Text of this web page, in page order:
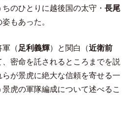
のひとりに越後国の太守・ 長尾
姿もあった。
（ 足利義輝）と関白（近衛前
、密命を託されるところまでを説
が景虎に絶大な信頼を寄せる一
虎の軍隊編成について述べるこ